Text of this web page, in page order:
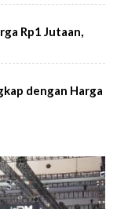
Rp1 Jutaan,
dengan Harga